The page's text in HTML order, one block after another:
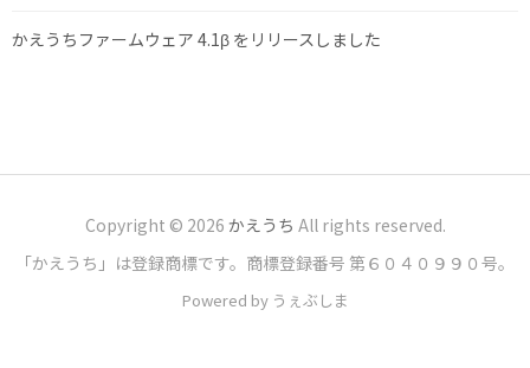
かえうちファームウェア 4.1β をリリースしました
Copyright © 2026 かえうち All rights reserved.
「かえうち」は登録商標です。商標登録番号 第６０４０９９０号。
Powered by うぇぶしま